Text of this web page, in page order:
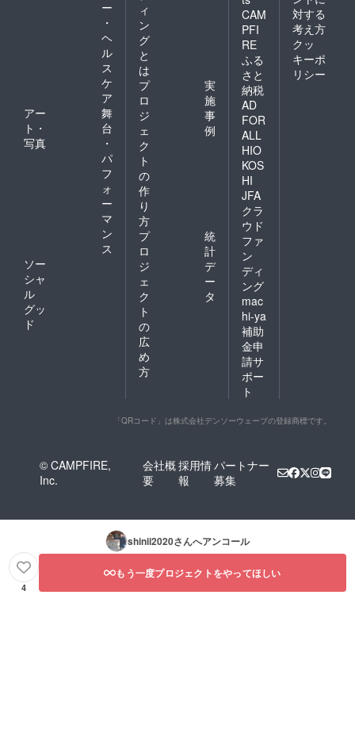
ー
・
ヘ
ル
ス
ケ
ア
アー
ト・
写真
舞
台
・
パ
フ
ォ
ー
マ
ン
ス
ソー
シャ
ル
グッ
ド
ィ
ン
グ
と
は
プ
ロ
ジ
ェ
ク
ト
の
作
り
方
実
施
事
例
プ
ロ
ジ
ェ
ク
ト
の
広
め
方
統
計
デ
ー
タ
CAM
PFI
RE
ふる
さと
納税
AD
FOR
ALL
HIO
KOS
HI
JFA
クラ
ウド
ファ
ン
ディ
ング
mac
hi-ya
補助
金申
請サ
ポー
ト
対する
考え方
クッ
キーポ
リシー
「QRコード」は株式会社デンソーウェーブの登録商標です。
© CAMPFIRE,
Inc.
会社概
要
採用情
報
パートナー
募集
shinii2020さんへアンコール
4
もう一度プロジェクトをやってほしい